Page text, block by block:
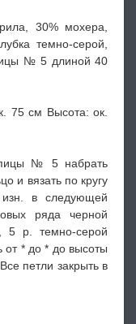
30% мохера,
темно-серой,
№ 5 длиной 40
75 см Высота: ок.
№ 5 набрать
и вязать по кругу
в следующей
ряда черной
5 р. темно-серой
от * до * до высоты
петли закрыть в